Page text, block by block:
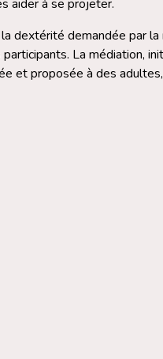
aider à se projeter.
dextérité demandée par la
La médiation,
et proposée à des